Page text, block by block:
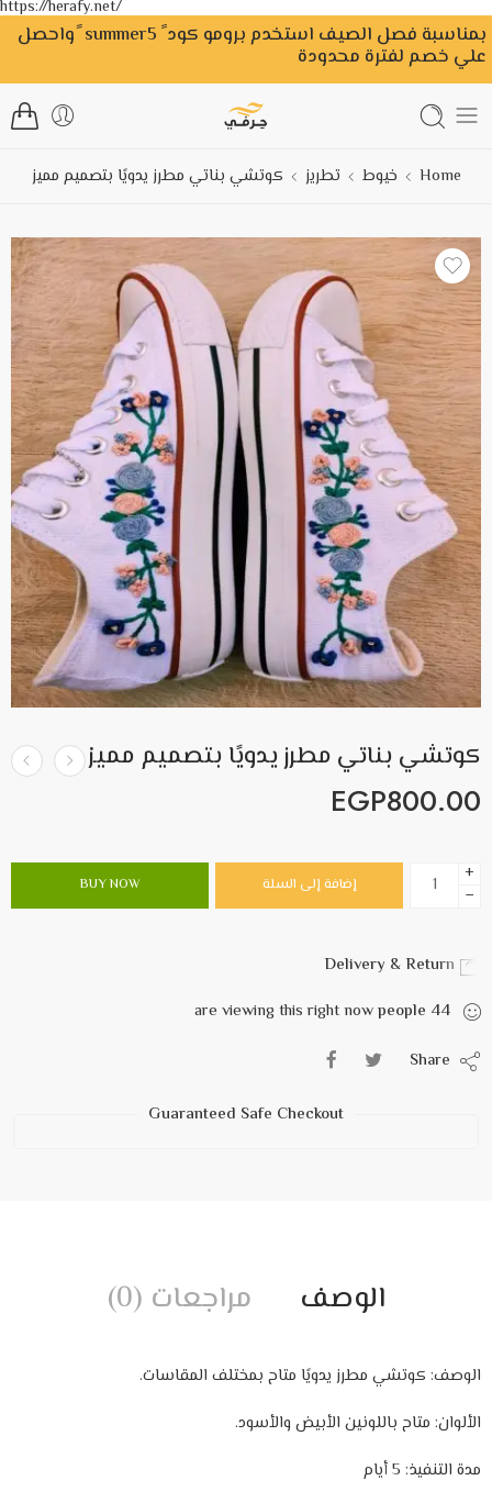
https://herafy.net/
بمناسبة فصل الصيف استخدم برومو كود ً summer5 ًواحصل
علي خصم لفترة محدودة
Home خيوط تطريز كوتشي بناتي مطرز يدويًا بتصميم مميز
كوتشي بناتي مطرز يدويًا بتصميم مميز
EGP800.00
+
−
إضافة إلى السلة BUY NOW
44
people
Guaranteed Safe Checkout
الوصف مراجعات (0)
الوصف: كوتشي مطرز يدويًا متاح بمختلف المقاسات.
الألوان: متاح باللونين الأبيض والأسود.
مدة التنفيذ: 5 أيام